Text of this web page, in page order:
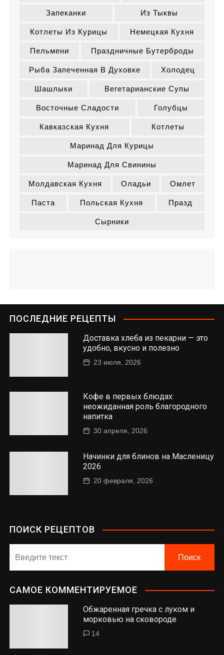
Запеканки Из Тыквы
Котлеты Из Курицы Немецкая Кухня
Пельмени Праздничные Бутерброды
Рыба Запеченная В Духовке Холодец
Шашлыки Вегетарианские Супы
Восточные Сладости Голубцы
Кавказская Кухня Котлеты
Маринад Для Курицы
Маринад Для Свинины
Молдавская Кухня Оладьи Омлет
Паста Польская Кухня Празд
Сырники
ПОСЛЕДНИЕ РЕЦЕПТЫ
Доставка хлеба из пекарни — это
удобно, вкусно и полезно
23 июля, 2026
Кофе в первых блюдах:
неожиданная роль благородного
напитка
30 апреля, 2026
Начинки для блинов на Масленицу
2026
20 февраля, 2026
ПОИСК РЕЦЕПТОВ
САМОЕ КОММЕНТИРУЕМОЕ
Обжаренная гречка с луком и
морковью на сковороде
14